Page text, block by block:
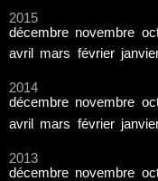
2015
décembre novembre
avril
mars février
2014
décembre novembre
avril
mars février
2013
décembre novembre